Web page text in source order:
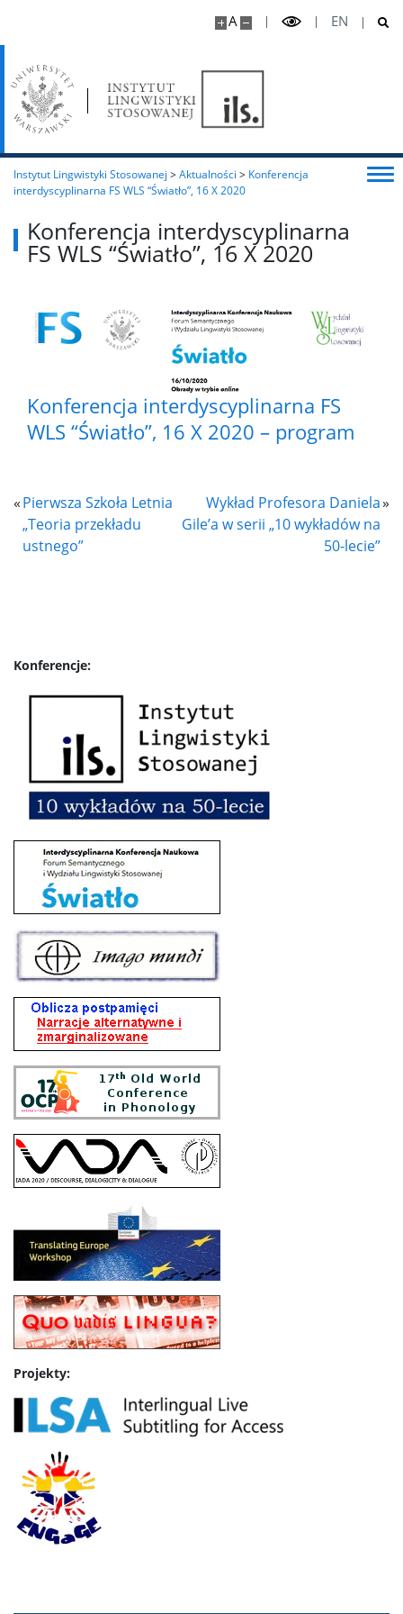
A EN
Program studiów
Plan zajęć
Harmonogram sesji egzaminacyjnej
Opiekunowie i koordynatorzy
Zasady pisania prac dyplomowych na studiach
stacjonarnych
Studia LST
Ogłoszenia
EMCI
Konsorcjum EMCI
Rekrutacja
Plan zajęć
Regulamin kursu
Ogłoszenia dla EMCI
IPSKT
Informacje ogólne
Nasi eksperci
Rekrutacja
Program studiów
Plan zajęć dla Interdyscyplinarnego Studium
Kształcenia Tłumaczy IPSKT
Terminy sesji zdalnych
Regulamin studiów
Ogłoszenia
Kontakt
Instytut Lingwistyki Stosowanej >Aktualności > Konferencja
interdyscyplinarna FS WLS “Światło”, 16 X 2020
Konferencja interdyscyplinarna
FS WLS “Światło”, 16 X 2020
Konferencja interdyscyplinarna FS
WLS “Światło”, 16 X 2020 – program
«Pierwsza Szkoła Letnia
„Teoria przekładu
ustnego”
Wykład Profesora Daniela
Gile’a w serii „10 wykładów na
50-lecie”
»
Konferencje:
Projekty: